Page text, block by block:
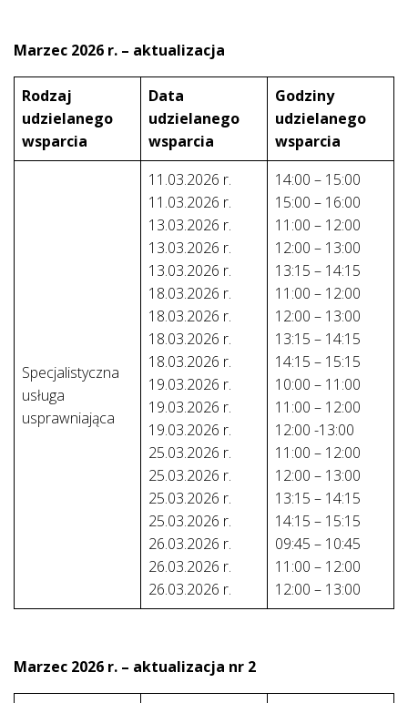
Marzec 2026 r. – aktualizacja
Rodzaj
udzielanego
wsparcia
Data
udzielanego
wsparcia
Godziny
udzielanego
wsparcia
Specjalistyczna
usługa
usprawniająca
11.03.2026 r.
11.03.2026 r.
13.03.2026 r.
13.03.2026 r.
13.03.2026 r.
18.03.2026 r.
18.03.2026 r.
18.03.2026 r.
18.03.2026 r.
19.03.2026 r.
19.03.2026 r.
19.03.2026 r.
25.03.2026 r.
25.03.2026 r.
25.03.2026 r.
25.03.2026 r.
26.03.2026 r.
26.03.2026 r.
26.03.2026 r.
14:00 – 15:00
15:00 – 16:00
11:00 – 12:00
12:00 – 13:00
13:15 – 14:15
11:00 – 12:00
12:00 – 13:00
13:15 – 14:15
14:15 – 15:15
10:00 – 11:00
11:00 – 12:00
12:00 -13:00
11:00 – 12:00
12:00 – 13:00
13:15 – 14:15
14:15 – 15:15
09:45 – 10:45
11:00 – 12:00
12:00 – 13:00
Marzec 2026 r. – aktualizacja nr 2